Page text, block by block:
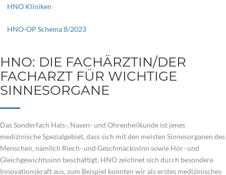
HNO Kliniken
HNO-OP Schema 8/2023
HNO: DIE FACHÄRZTIN/DER
FACHARZT FÜR WICHTIGE
SINNESORGANE
Das Sonderfach Hals-, Nasen- und Ohrenheilkunde ist jenes
medizinische Spezialgebiet, dass sich mit den meisten Sinnesorganen des
Menschen, nämlich Riech- und Geschmackssinn sowie Hör- und
Gleichgewichtssinn beschäftigt. HNO zeichnet sich durch besondere
Innovationskraft aus, zum Beispiel konnten wir als erstes medizinisches